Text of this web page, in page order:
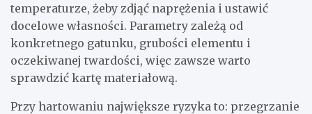
temperaturze, żeby zdjąć naprężenia i ustawić
docelowe własności. Parametry zależą od
konkretnego gatunku, grubości elementu i
oczekiwanej twardości, więc zawsze warto
sprawdzić kartę materiałową.
Przy hartowaniu największe ryzyka to: przegrzanie